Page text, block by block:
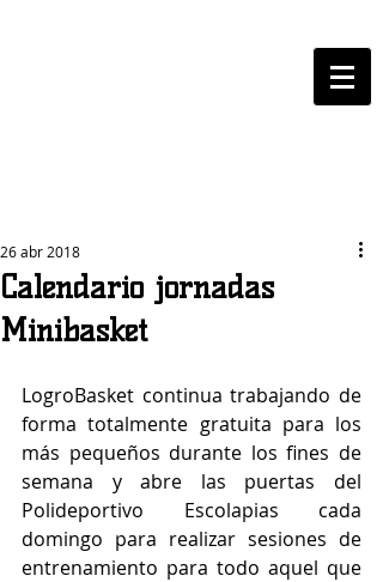
Calendario jornadas
Minibasket
26 abr 2018
LogroBasket continua trabajando de
forma totalmente gratuita para los
más pequeños durante los fines de
semana y abre las puertas del
Polideportivo Escolapias cada
domingo para realizar sesiones de
entrenamiento para todo aquel que